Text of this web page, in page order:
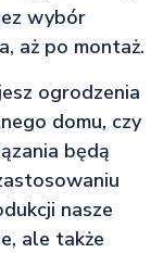
wybór
aż po montaż.
ogrodzenia
domu, czy
będą
nasze
ale także